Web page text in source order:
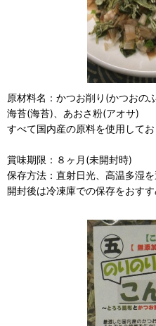
原材料名：かつお削り(かつおの
海苔(海苔)、あおさ粉(アオサ)
すべて国内産の原料を使用してお
賞味期限：８ヶ月(未開封時)
保存方法：直射日光、高温多湿
開封後は冷凍庫での保存をおすす